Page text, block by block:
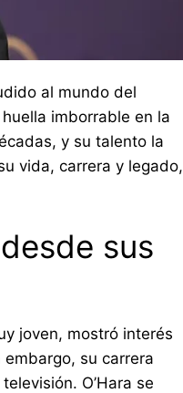
al mundo del
imborrable en la
y su talento la
vida, carrera y legado,
sus
joven, mostró interés
su carrera
O’Hara se